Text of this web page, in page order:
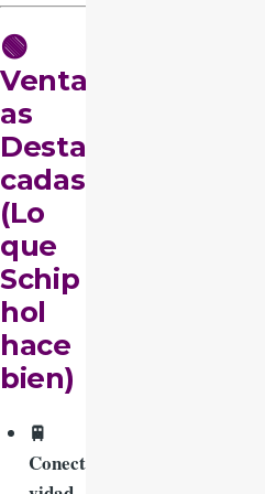
🟢
Ventaj
as
Desta
cadas
(Lo
que
Schip
hol
hace
bien)
🚆
Conecti